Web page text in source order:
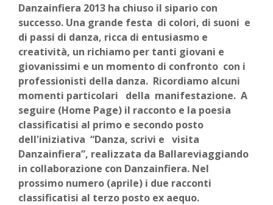
Danzainfiera 2013 ha chiuso il sipario con
successo. Una grande festa di colori, di suoni e
di passi di danza, ricca di entusiasmo e
creatività, un richiamo per tanti giovani e
giovanissimi e un momento di confronto con i
professionisti della danza. Ricordiamo alcuni
momenti particolari della manifestazione. A
seguire (Home Page) il racconto e la poesia
classificatisi al primo e secondo posto
dell'iniziativa “Danza, scrivi e visita
Danzainfiera”, realizzata da Ballareviaggiando
in collaborazione con Danzainfiera. Nel
prossimo numero (aprile) i due racconti
classificatisi al terzo posto ex aequo.